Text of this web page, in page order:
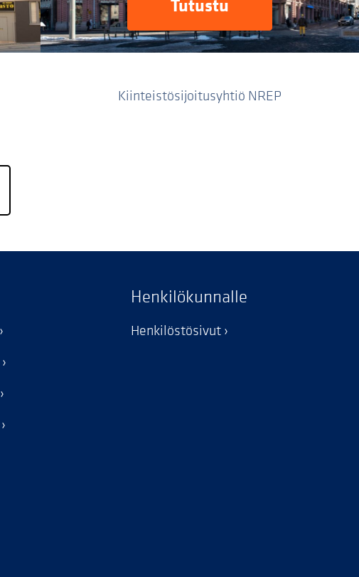
Tutustu
Kiinteistösijoitusyhtiö NREP
Henkilökunnalle
Henkilöstösivut